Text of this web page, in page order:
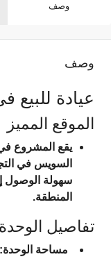
وصف
وصف
عيادة للبيع
الموقع المميز
يقع المشروع في
السويس في التجمع
سهولة الوصول
المنطقة.
تفاصيل الوحدة
مساحة الوحدة:120 متر مربع